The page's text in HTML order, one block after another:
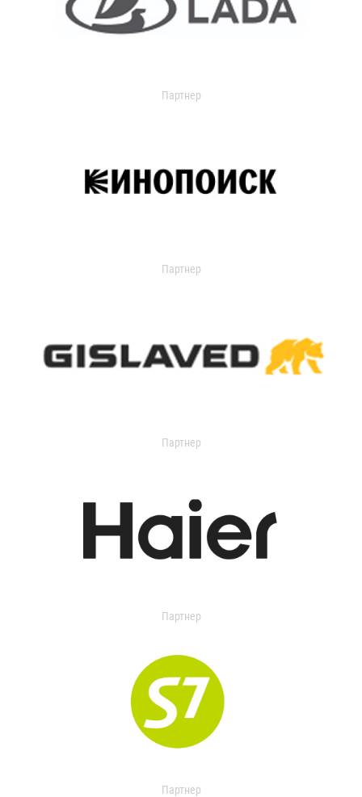
Партнер
Партнер
Партнер
Партнер
Партнер